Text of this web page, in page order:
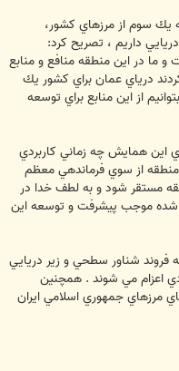
يك سوم از مرزهاي كشور،
داريم ، تصريح كرد:
در اين منطقه منافع و منابع
درياي عمان براي كشور يك
از اين منابع براي توسعه
همايش چه زماني كاربردي
منطقه از سوي فرماندهي معظم
مستقر شود و به لطف خدا در
موجب پيشرفت و توسعه اين
فروند شناور سطحي و زير دريايي
اعزام مي شوند . همچنين
مرزهاي جمهوري اسلامي ايران